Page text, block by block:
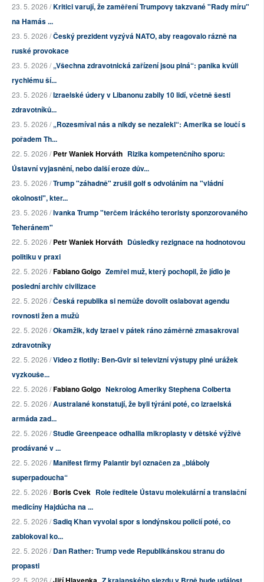
23. 5. 2026 /Kritici varují, že zaměření Trumpovy takzvané "Rady míru"
na Hamás ...
23. 5. 2026 /Český prezident vyzývá NATO, aby reagovalo rázně na
ruské provokace
23. 5. 2026 /„Všechna zdravotnická zařízení jsou plná“: panika kvůli
rychlému ší...
23. 5. 2026 /Izraelské údery v Libanonu zabily 10 lidí, včetně šesti
zdravotníků...
23. 5. 2026 /„Rozesmíval nás a nikdy se nezalekl“: Amerika se loučí s
pořadem Th...
22. 5. 2026 /Petr Waniek Horváth Rizika kompetenčního sporu:
Ústavní vyjasnění, nebo další eroze dův...
23. 5. 2026 /Trump "záhadně" zrušil golf s odvoláním na "vládní
okolnosti", kter...
23. 5. 2026 /Ivanka Trump "terčem iráckého teroristy sponzorovaného
Teheránem"
22. 5. 2026 /Petr Waniek Horváth Důsledky rezignace na hodnotovou
politiku v praxi
22. 5. 2026 /Fabiano Golgo Zemřel muž, který pochopil, že jídlo je
poslední archiv civilizace
22. 5. 2026 /Česká republika si nemůže dovolit oslabovat agendu
rovnosti žen a mužů
22. 5. 2026 /Okamžik, kdy Izrael v pátek ráno záměrně zmasakroval
zdravotníky
22. 5. 2026 /Video z flotily: Ben-Gvir si televizní výstupy plné urážek
vyzkouše...
22. 5. 2026 /Fabiano Golgo Nekrolog Ameriky Stephena Colberta
22. 5. 2026 /Australané konstatují, že byli týráni poté, co izraelská
armáda zad...
22. 5. 2026 /Studie Greenpeace odhalila mikroplasty v dětské výživě
prodávané v ...
22. 5. 2026 /Manifest firmy Palantir byl označen za „bláboly
superpadoucha“
22. 5. 2026 /Boris Cvek Role ředitele Ústavu molekulární a translační
medicíny Hajdúcha na ...
22. 5. 2026 /Sadiq Khan vyvolal spor s londýnskou policií poté, co
zablokoval ko...
22. 5. 2026 /Dan Rather: Trump vede Republikánskou stranu do
propasti
22. 5. 2026 /